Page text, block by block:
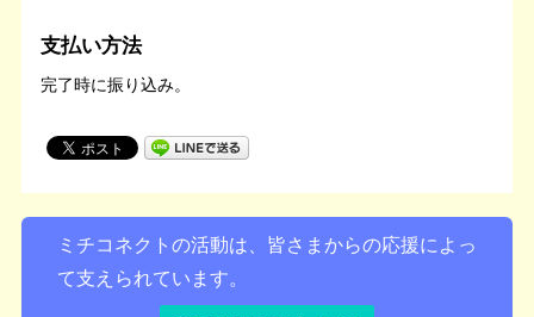
支払い方法
完了時に振り込み。
ミチコネクトの活動は、皆さまからの応援によっ
て支えられています。